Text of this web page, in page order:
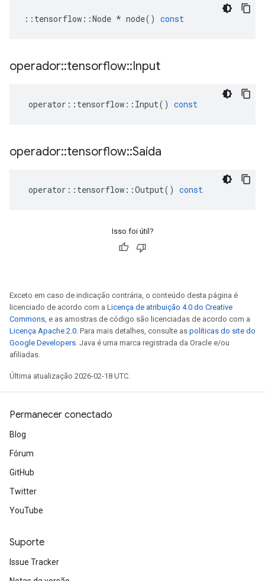
:: tensorflow ::Node * node() const
operador::tensorflow::Input
operator :: tensorflow :: Input() const
operador::tensorflow::Saída
operator :: tensorflow ::Output() const
Isso foi útil?
Exceto em caso de indicação contrária, o conteúdo desta página é
licenciado de acordo com a Licença de atribuição 4.0 do Creative
Commons, e as amostras de código são licenciadas de acordo com a
Licença Apache 2.0. Para mais detalhes, consulte as políticas do site do
Google Developers. Java é uma marca registrada da Oracle e/ou
afiliadas.
Última atualização 2026-02-18 UTC.
Permanecer conectado
Blog
Fórum
GitHub
Twitter
YouTube
Suporte
Issue Tracker